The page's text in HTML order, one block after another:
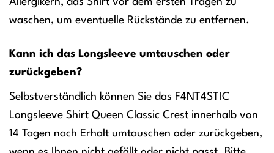
waschen, um eventuelle Rückstände zu entfernen.
Kann ich das Longsleeve umtauschen oder
zurückgeben?
Selbstverständlich können Sie das F4NT4STIC
Longsleeve Shirt Queen Classic Crest innerhalb von
14 Tagen nach Erhalt umtauschen oder zurückgeben,